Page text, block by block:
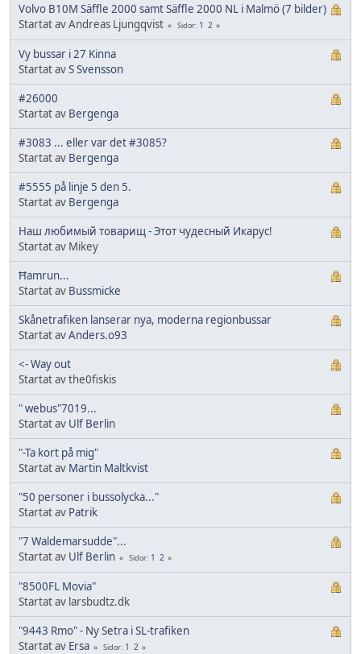
Volvo B10M Säffle 2000 samt Säffle 2000 NL i Malmö (7 bilder)
Startat av Andreas Ljungqvist
Sidor 1 2
Vy bussar i 27 Kinna
Startat avS Svensson
#26000
Startat av Bergenga
#3083 ... eller var det #3085?
Startat av Bergenga
#5555 på linje 5 den 5.
Startat av Bergenga
Наш любимый товарищ - Этот чудесный Икарус!
Startat av Mikey
Ħamrun...
Startat av Bussmicke
​Skånetrafiken lanserar nya, moderna regionbussar
Startat avAnders.o93
<- Way out
Startat av the0fiskis
" webus"7019...
Startat av Ulf Berlin
"-Ta kort på mig"
Startat av Martin Maltkvist
"50 personer i bussolycka..."
Startat av Patrik
"7 Waldemarsudde"...
Startat av Ulf Berlin Sidor 1 2
"8500FL Movia"
Startat av larsbudtz.dk
"9443 Rmo" - Ny Setra i SL-trafiken
Startat av Ersa Sidor 1 2